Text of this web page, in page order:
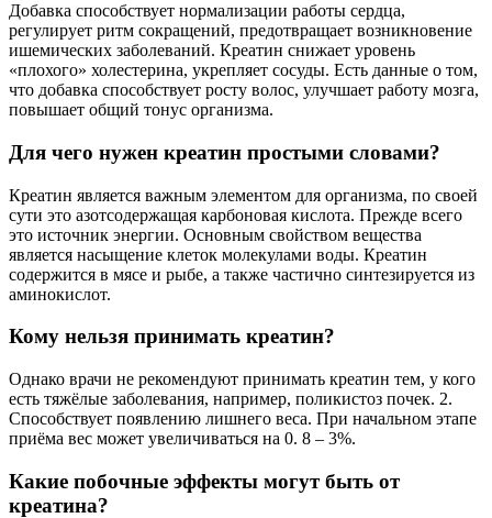
Добавка способствует нормализации работы сердца,
регулирует ритм сокращений, предотвращает возникновение
ишемических заболеваний. Креатин снижает уровень
«плохого» холестерина, укрепляет сосуды. Есть данные о том,
что добавка способствует росту волос, улучшает работу мозга,
повышает общий тонус организма.
Для чего нужен креатин простыми словами?
Креатин является важным элементом для организма, по своей
сути это азотсодержащая карбоновая кислота. Прежде всего
это источник энергии. Основным свойством вещества
является насыщение клеток молекулами воды. Креатин
содержится в мясе и рыбе, а также частично синтезируется из
аминокислот.
Кому нельзя принимать креатин?
Однако врачи не рекомендуют принимать креатин тем, у кого
есть тяжёлые заболевания, например, поликистоз почек. 2.
Способствует появлению лишнего веса. При начальном этапе
приёма вес может увеличиваться на 0. 8 – 3%.
Какие побочные эффекты могут быть от
креатина?